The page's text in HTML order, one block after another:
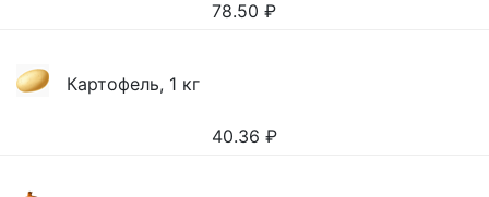
78.50 ₽
Картофель, 1 кг
40.36 ₽